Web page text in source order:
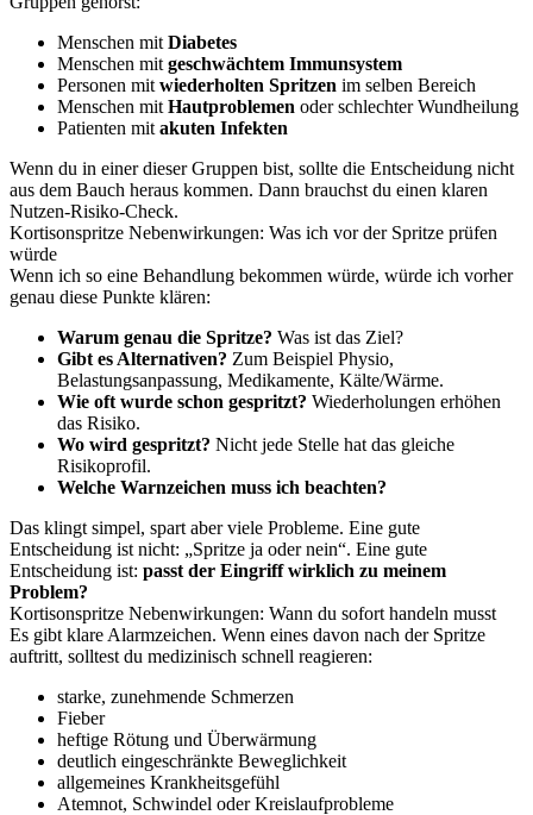
Menschen mit Diabetes
Menschen mit geschwächtem Immunsystem
Personen mit wiederholten Spritzen im selben Bereich
Menschen mit Hautproblemen oder schlechter Wundheilung
Patienten mit akuten Infekten
Wenn du in einer dieser Gruppen bist, sollte die Entscheidung nicht
aus dem Bauch heraus kommen. Dann brauchst du einen klaren
Nutzen-Risiko-Check.
Kortisonspritze Nebenwirkungen: Was ich vor der Spritze prüfen
würde
Wenn ich so eine Behandlung bekommen würde, würde ich vorher
genau diese Punkte klären:
Warum genau die Spritze? Was ist das Ziel?
Gibt es Alternativen? Zum Beispiel Physio,
Belastungsanpassung, Medikamente, Kälte/Wärme.
Wie oft wurde schon gespritzt? Wiederholungen erhöhen
das Risiko.
Wo wird gespritzt? Nicht jede Stelle hat das gleiche
Risikoprofil.
Welche Warnzeichen muss ich beachten?
Das klingt simpel, spart aber viele Probleme. Eine gute
Entscheidung ist nicht: „Spritze ja oder nein“. Eine gute
Entscheidung ist: passt der Eingriff wirklich zu meinem
Problem?
Kortisonspritze Nebenwirkungen: Wann du sofort handeln musst
Es gibt klare Alarmzeichen. Wenn eines davon nach der Spritze
auftritt, solltest du medizinisch schnell reagieren:
starke, zunehmende Schmerzen
Fieber
heftige Rötung und Überwärmung
deutlich eingeschränkte Beweglichkeit
allgemeines Krankheitsgefühl
Atemnot, Schwindel oder Kreislaufprobleme